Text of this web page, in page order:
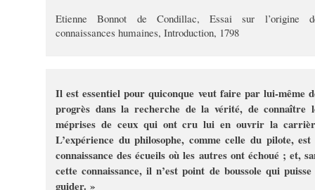
Etienne Bonnot de Condillac, Essai sur l’origine
connaissances humaines, Introduction, 1798
Il est essentiel pour quiconque veut faire par lui-même
progrès dans la recherche de la vérité, de connaître
méprises de ceux qui ont cru lui en ouvrir la
L’expérience du philosophe, comme celle du pilote,
connaissance des écueils où les autres ont échoué ; et,
cette connaissance, il n’est point de boussole qui
guider. »